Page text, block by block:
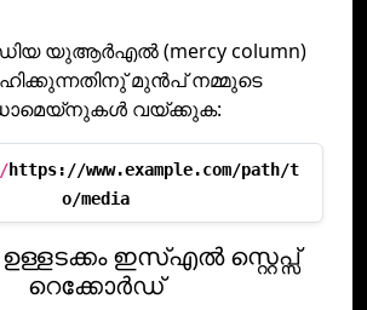
യുആര്‍എല്‍ (mercy column)
മുന്‍പ് നമ്മുടെ
വയ്ക്കുക:
https://www.example.com/path/t
o/media
ഉള്ളടക്കം ഇസ്‌എല്‍ സ്റ്റെപ്സ്
റെക്കോര്‍ഡ്‌